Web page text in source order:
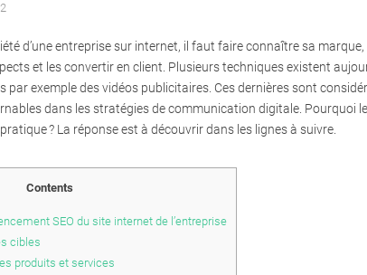
d’une entreprise sur internet, il faut faire connaître sa marque,
et les convertir en client. Plusieurs techniques existent
par exemple des vidéos publicitaires. Ces dernières sont
dans les stratégies de communication digitale. Pourquoi
? La réponse est à découvrir dans les lignes à suivre.
Contents
SEO du site internet de l’entreprise
cibles
produits et services